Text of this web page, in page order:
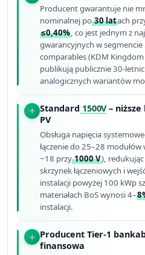
Producent gwarantuje nie
nominalnej po30 latach
≤0,40%, co jest jednym z
gwarancyjnych w
comparables (KDM
publikują publicznie 30-
analogicznych wariantów
Standard 1500V– niższe
PV
Obsługa napięcia
łączenie do 25–28
~18 przy1000 V),
skrzynek łączeniowych i
instalacji powyżej 100 kWp
materiałach BoS wynosi 4–
instalacji.
Producent Tier-1
finansowa